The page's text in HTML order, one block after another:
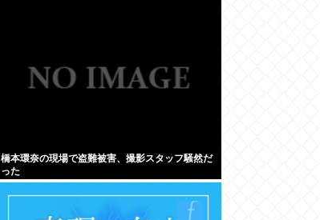
橋本環奈の現場で盗難被害、撮影スタッフ騒然だ
った